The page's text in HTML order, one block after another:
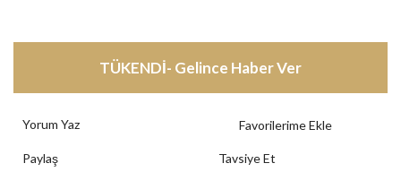
TÜKENDİ- Gelince Haber Ver
Yorum Yaz
Paylaş Tavsiye Et